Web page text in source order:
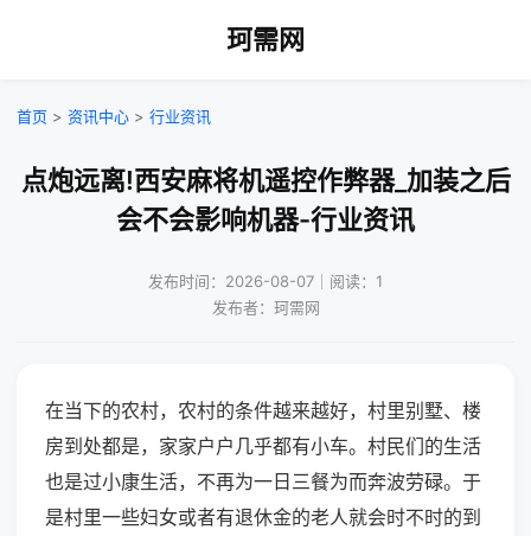
珂需网
首页 > 资讯中心 > 行业资讯
点炮远离!西安麻将机遥控作弊器_加装之后
会不会影响机器-行业资讯
发布时间：2026-08-07｜阅读：1
发布者：珂需网
在当下的农村，农村的条件越来越好，村里别墅、楼
房到处都是，家家户户几乎都有小车。村民们的生活
也是过小康生活，不再为一日三餐为而奔波劳碌。于
是村里一些妇女或者有退休金的老人就会时不时的到